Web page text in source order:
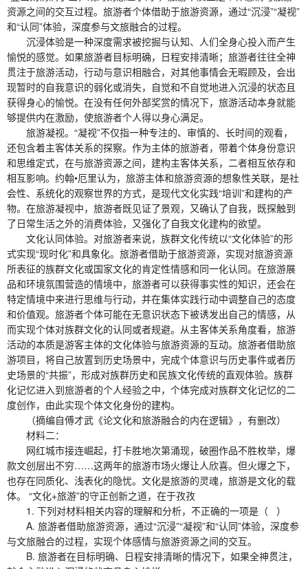
资源之间的交互过程。旅游者个体借助于旅游资源，通过“沉浸”“凝视”
和“认同”体验，深度参与文旅融合的过程。
沉浸体验是一种深度需求被挖掘与认知、人们全身心投入而产生
愉悦的感觉。如果旅游者目标明确，日程安排清晰；旅游者往往全神
贯注于旅游活动，行动与意识相融合，对其他事情会无暇顾及，会出
现暂时的自我意识的弱化或消失，自觉和不自觉地进入沉浸的状态且
获得身心的愉悦。在没有任何外部奖赏的情况下，旅游活动本身就能
够提供内在激励，使旅游者个人得以身心满足。
旅游凝视。“凝视”不仅指一种专注的、审慎的、长时间的观看，
还包含着主客体关系的探察。作为主体的旅游者，带着个体身份意识
和思维定式，在与旅游资源之间，建构主客体关系，二者相互依存和
相互影响。约翰•厄里认为，旅游主体和旅游资源的想象性关联，是社
会性、系统化的观察世界的方式，是现代文化实践“培训”和建构的产
物。在旅游凝视中，旅游者既见证了景观，又确认了自我，既探触到
了日常生活之外的消费体验，又强化了自我文化建构的欲望。
文化认同体验。对旅游者来说，族群文化传统以“文化体验”的形
式实现“现时化”和具象化。旅游者借助于旅游资源，实现对旅游资源
所表征的族群文化或国家文化的肯定性情感和同一化认同。在旅游展
品和环境氛围营造的情境中，旅游者可以获得事实性的知识，还会在
特定情境中来进行思维与行动，并在集体实践行动中调整自己的态度
和价值观。旅游者个体可能在无意识状态下被诱发出自己的情感，从
而实现个体对族群文化的认同或者规避。从主客体关系角度看，旅游
活动的本质是游客主体的文化体验与旅游资源的互动。旅游者借助旅
游项目，将自己放置到历史场景中，完成个体意识与历史事件或者历
史场景的“共振”，形成对族群历史和民族文化传统的直观体验。族群
化记忆进入到旅游者的个人经验之中，个体完成对族群文化记忆的二
度创作，由此实现个体文化身份的建构。
（摘编自傅才武《论文化和旅游融合的内在逻辑》，有删改）
材料二：
网红城市接连崛起，打卡胜地次第涌现，破圈作品不胜枚举，爆
款文创层出不穷……这两年的旅游市场火爆让人欣喜。但火爆之下，
也存在同质化、浅表化的隐忧。文化是旅游的灵魂，旅游是文化的载
体。 “文化+旅游”的守正创新之道，在于孜孜
1. 下列对材料相关内容的理解和分析，不正确的一项是（ ）
A. 旅游者借助旅游资源，通过“沉浸”“凝视”和“认同”体验，深度参
与文旅融合的过程，实现个体感情与旅游资源之间的交互。
B. 旅游者在目标明确、日程安排清晰的情况下，如果全神贯注，